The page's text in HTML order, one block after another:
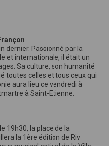
dernier. Passionné par la
et internationale, il était un
Sa culture, son humanité
toutes celles et tous ceux qui
aura lieu ce vendredi à
à Saint-Etienne.
19h30, la place de la
la 1ère édition de Riv